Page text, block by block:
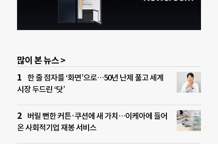
많이 본 뉴스 >
한 줄 점자를 ‘화면’으로…50년 난제 풀고 세계
시장 두드린 ‘닷’
버릴 뻔한 커튼·쿠션에 새 가치…이케아에 들어
온 사회적기업 재봉 서비스